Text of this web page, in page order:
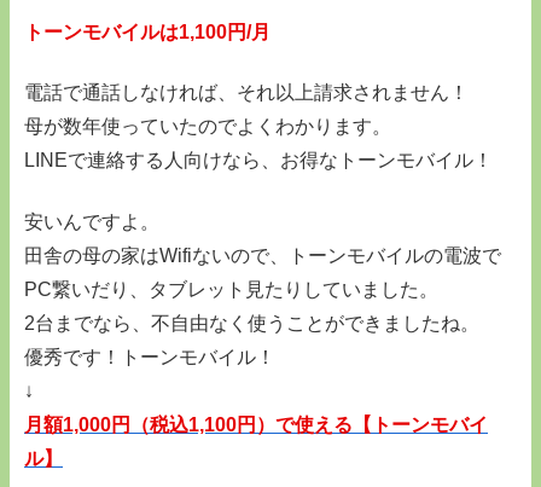
トーンモバイルは1,100円/月
電話で通話しなければ、それ以上請求されません！
母が数年使っていたのでよくわかります。
LINEで連絡する人向けなら、お得なトーンモバイル！
安いんですよ。
田舎の母の家はWifiないので、トーンモバイルの電波で
PC繋いだり、タブレット見たりしていました。
2台までなら、不自由なく使うことができましたね。
優秀です！トーンモバイル！
↓
月額1,000円（税込1,100円）で使える【トーンモバイ
ル】